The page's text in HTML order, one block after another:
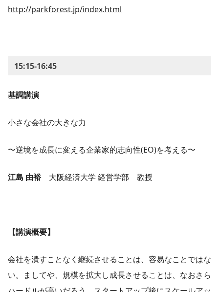
http://parkforest.jp/index.html
15:15-16:45
基調講演
小さな会社の大きな力
〜逆境を成長に変える企業家的志向性(EO)を考える〜
江島 由裕大阪経済大学 経営学部 教授
【講演概要】
会社を潰すことなく継続させることは、容易なことではな
い。ましてや、規模を拡大し成長させることは、なおさら